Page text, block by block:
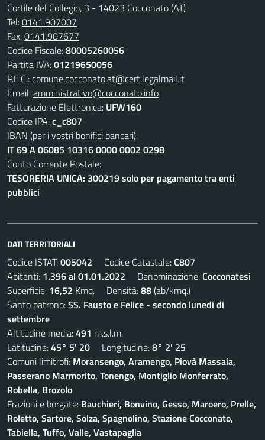
Cortile del Collegio, 3 - 14023 Cocconato (AT)
Tel:0141.907007
Fax:0141.907677
Codice Fiscale:80005260056
Partita IVA:01219650056
P.E.C.:comune.cocconato.at@cert.legalmail.it
Email:amministrativo@cocconato.info
Fatturazione Elettronica: UFW160
Codice IPA:c_c807
IBAN (per i vostri bonifici bancari):
IT 69 A 06085 10316 0000 0002 0298
Conto Corrente Postale:
TESORERIA UNICA: 300219 solo per pagamento tra enti
pubblici
DATI TERRITORIALI
Codice ISTAT:005042 Codice Catastale:C807
Abitanti: 1.396 al 01.01.2022 Denominazione:Cocconatesi
Superficie: 16,52 Kmq. Densità:88(ab/kmq.)
Santo patrono:SS. Fausto e Felice - secondo lunedi di
settembre
Altitudine media:491 m.s.l.m.
Latitudine:45° 5' 20 Longitudine:8° 2' 25
Comuni limitrofi: Moransengo, Aramengo, Piovà Massaia,
Passerano Marmorito, Tonengo, Montiglio Monferrato,
Robella, Brozolo
Frazioni e borgate: Bauchieri, Bonvino, Gesso, Maroero, Prelle,
Roletto, Sartore, Solza, Spagnolino, Stazione Cocconato,
Tabiella, Tuffo, Valle, Vastapaglia